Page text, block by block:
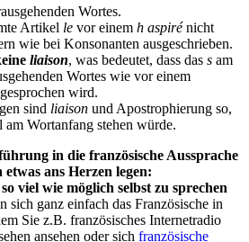
Wortes.
Artikel le vor einem h aspiré nicht
wie bei Konsonanten ausgeschrieben.
liaison, was bedeutet, dass das s am
Wortes wie vor einem
wird.
sind liaison und Apostrophierung so,
Wortanfang stehen würde.
in die französische Aussprache
ans Herzen legen:
so viel wie möglich selbst zu sprechen
sich ganz einfach das Französische in
Sie z.B. französisches Internetradio
ansehen oder sich französische